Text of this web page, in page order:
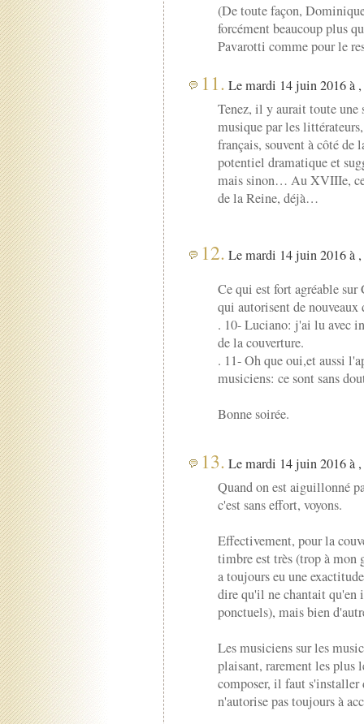
(De toute façon,
forcément beaucoup plus
Pavarotti comme pour le
11. Le mardi 14 juin 2016 à
Tenez, il y aurait toute une
musique par les
français, souvent à côté de
potentiel dramatique et
mais sinon… Au XVIIIe,
de la Reine, déjà…
12. Le mardi 14 juin 2016 à
Ce qui est fort agréable sur
qui autorisent de nouveaux
. 10- Luciano: j'ai lu avec
de la couverture.
. 11- Oh que oui,et aussi
musiciens: ce sont sans
Bonne soirée.
13. Le mardi 14 juin 2016 à
Quand on est aiguillonné
c'est sans effort, voyons.
Effectivement, pour la
timbre est très (trop à mon
a toujours eu une
dire qu'il ne chantait qu'en
ponctuels), mais bien
Les musiciens sur les
plaisant, rarement les plus
composer, il faut s'installer
n'autorise pas toujours à